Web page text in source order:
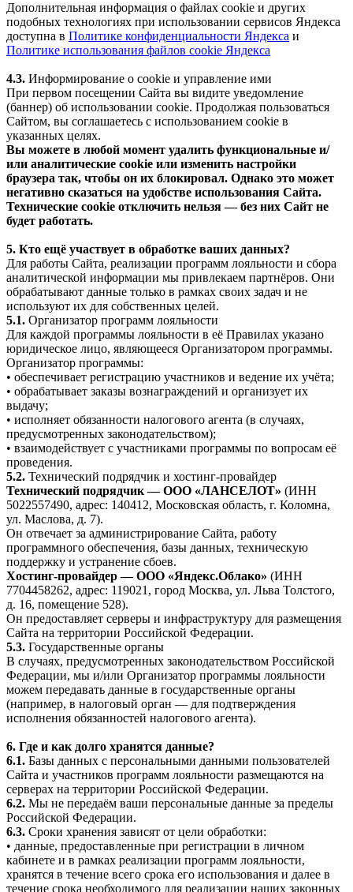
Дополнительная информация о файлах cookie и других
подобных технологиях при использовании сервисов Яндекса
доступна в Политике конфиденциальности Яндекса и
Политике использования файлов cookie Яндекса
4.3. Информирование о cookie и управление ими
При первом посещении Сайта вы видите уведомление
(баннер) об использовании cookie. Продолжая пользоваться
Сайтом, вы соглашаетесь с использованием cookie в
указанных целях.
Вы можете в любой момент удалить функциональные и/
или аналитические cookie или изменить настройки
браузера так, чтобы он их блокировал. Однако это может
негативно сказаться на удобстве использования Сайта.
Технические cookie отключить нельзя — без них Сайт не
будет работать.
5. Кто ещё участвует в обработке ваших данных?
Для работы Сайта, реализации программ лояльности и сбора
аналитической информации мы привлекаем партнёров. Они
обрабатывают данные только в рамках своих задач и не
используют их для собственных целей.
5.1. Организатор программ лояльности
Для каждой программы лояльности в её Правилах указано
юридическое лицо, являющееся Организатором программы.
Организатор программы:
• обеспечивает регистрацию участников и ведение их учёта;
• обрабатывает заказы вознаграждений и организует их
выдачу;
• исполняет обязанности налогового агента (в случаях,
предусмотренных законодательством);
• взаимодействует с участниками программы по вопросам её
проведения.
5.2. Технический подрядчик и хостинг-провайдер
Технический подрядчик — ООО «ЛАНСЕЛОТ» (ИНН
5022557490, адрес: 140412, Московская область, г. Коломна,
ул. Маслова, д. 7).
Он отвечает за администрирование Сайта, работу
программного обеспечения, базы данных, техническую
поддержку и устранение сбоев.
Хостинг-провайдер — ООО «Яндекс.Облако» (ИНН
7704458262, адрес: 119021, город Москва, ул. Льва Толстого,
д. 16, помещение 528).
Он предоставляет серверы и инфраструктуру для размещения
Сайта на территории Российской Федерации.
5.3. Государственные органы
В случаях, предусмотренных законодательством Российской
Федерации, мы и/или Организатор программы лояльности
можем передавать данные в государственные органы
(например, в налоговый орган — для подтверждения
исполнения обязанностей налогового агента).
6. Где и как долго хранятся данные?
6.1. Базы данных с персональными данными пользователей
Сайта и участников программ лояльности размещаются на
серверах на территории Российской Федерации.
6.2. Мы не передаём ваши персональные данные за пределы
Российской Федерации.
6.3. Сроки хранения зависят от цели обработки:
• данные, предоставленные при регистрации в личном
кабинете и в рамках реализации программ лояльности,
хранятся в течение всего срока его использования и далее в
течение срока необходимого для реализации наших законных